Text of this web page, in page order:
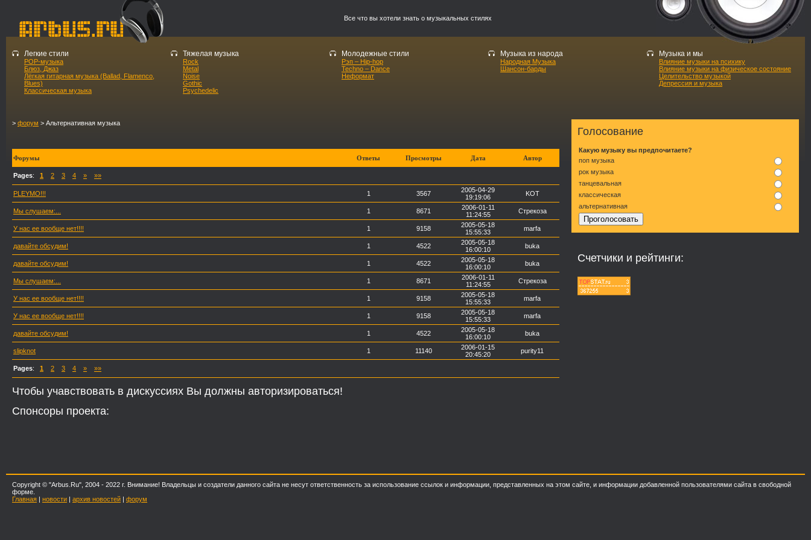
Все что вы хотели знать о музыкальных стилях
Легкие стили
POP-музыка
Блюз, Джаз
Лёгкая гитарная музыка (Ballad, Flamenco,
Blues)
Классическая музыка
Тяжелая музыка
Rock
Metal
Noise
Gothic
Psychedelic
Молодежные стили
Рэп – Hip-hop
Techno – Dance
Неформат
Музыка из народа
Народная Музыка
Шансон-барды
Музыка и мы
Влияние музыки на психику
Влияние музыки на физическое состояние
Целительство музыкой
Депрессия и музыка
> форум > Альтернативная музыка
Форумы Ответы Просмотры Дата Автор
Pages: 1 2 3 4 » »»
PLEYMO!!! 1 3567
2005-04-29
19:19:06
KOT
Мы слушаем:... 1 8671
2006-01-11
11:24:55
Стрекоза
У нас ее вообще нет!!!! 1 9158
2005-05-18
15:55:33
marfa
давайте обсудим! 1 4522
2005-05-18
16:00:10
buka
давайте обсудим! 1 4522
2005-05-18
16:00:10
buka
Мы слушаем:... 1 8671
2006-01-11
11:24:55
Стрекоза
У нас ее вообще нет!!!! 1 9158
2005-05-18
15:55:33
marfa
У нас ее вообще нет!!!! 1 9158
2005-05-18
15:55:33
marfa
давайте обсудим! 1 4522
2005-05-18
16:00:10
buka
slipknot 1 11140
2006-01-15
20:45:20
purity11
Pages: 1 2 3 4 » »»
Чтобы учавствовать в дискуссиях Вы должны авторизироваться!
Спонсоры проекта:
Голосование
Какую музыку вы предпочитаете?
поп музыка
рок музыка
танцевальная
классическая
альтернативная
Счетчики и рейтинги:
Copyright © "Arbus.Ru", 2004 - 2022 г. Внимание! Владельцы и создатели данного сайта не несут ответственность за использование ссылок и информации, представленных на этом сайте, и информации добавленной пользователями сайта в свободной
форме.
Главная | новости | архив новостей | форум